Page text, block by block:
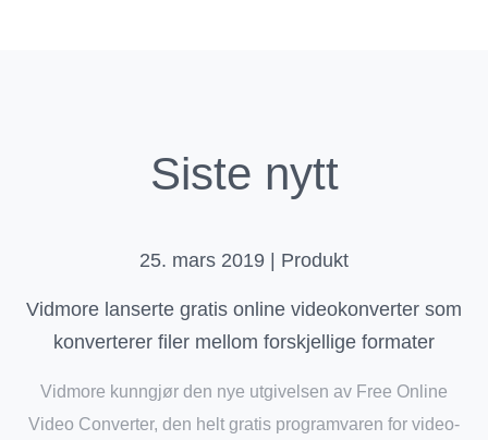
Siste nytt
25. mars 2019 | Produkt
Vidmore lanserte gratis online videokonverter som
konverterer filer mellom forskjellige formater
Vidmore kunngjør den nye utgivelsen av Free Online
Video Converter, den helt gratis programvaren for video-